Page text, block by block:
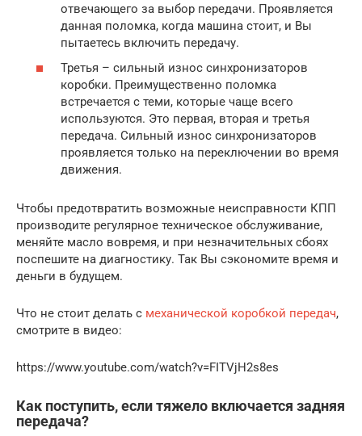
отвечающего за выбор передачи. Проявляется
данная поломка, когда машина стоит, и Вы
пытаетесь включить передачу.
Третья – сильный износ синхронизаторов
коробки. Преимущественно поломка
встречается с теми, которые чаще всего
используются. Это первая, вторая и третья
передача. Сильный износ синхронизаторов
проявляется только на переключении во время
движения.
Чтобы предотвратить возможные неисправности КПП
производите регулярное техническое обслуживание,
меняйте масло вовремя, и при незначительных сбоях
поспешите на диагностику. Так Вы сэкономите время и
деньги в будущем.
Что не стоит делать с механической коробкой передач,
смотрите в видео:
https://www.youtube.com/watch?v=FITVjH2s8es
Как поступить, если тяжело включается задняя
передача?